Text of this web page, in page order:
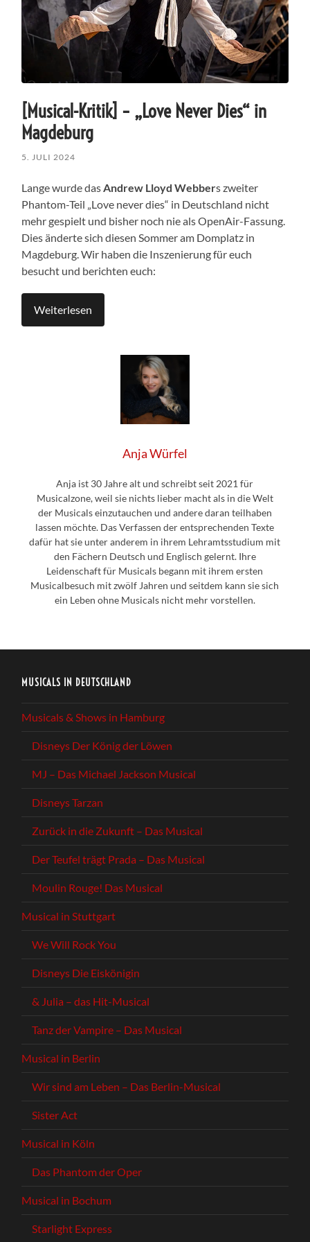
[Musical-Kritik] – „Love Never Dies“ in
Magdeburg
5. JULI 2024
Lange wurde dasAndrew Lloyd Webbers zweiter
Phantom-Teil „Love never dies“ in Deutschland nicht
mehr gespielt und bisher noch nie als OpenAir-Fassung.
Dies änderte sich diesen Sommer am Domplatz in
Magdeburg. Wir haben die Inszenierung für euch
besucht und berichten euch:
Weiterlesen
Anja Würfel
Anja ist 30 Jahre alt und schreibt seit 2021 für
Musicalzone, weil sie nichts lieber macht als in die Welt
der Musicals einzutauchen und andere daran teilhaben
lassen möchte. Das Verfassen der entsprechenden Texte
dafür hat sie unter anderem in ihrem Lehramtsstudium mit
den Fächern Deutsch und Englisch gelernt. Ihre
Leidenschaft für Musicals begann mit ihrem ersten
Musicalbesuch mit zwölf Jahren und seitdem kann sie sich
ein Leben ohne Musicals nicht mehr vorstellen.
MUSICALS IN DEUTSCHLAND
Musicals & Shows in Hamburg
Disneys Der König der Löwen
MJ – Das Michael Jackson Musical
Disneys Tarzan
Zurück in die Zukunft – Das Musical
Der Teufel trägt Prada – Das Musical
Moulin Rouge! Das Musical
Musical in Stuttgart
We Will Rock You
Disneys Die Eiskönigin
& Julia – das Hit-Musical
Tanz der Vampire – Das Musical
Musical in Berlin
Wir sind am Leben – Das Berlin-Musical
Sister Act
Musical in Köln
Das Phantom der Oper
Musical in Bochum
Starlight Express